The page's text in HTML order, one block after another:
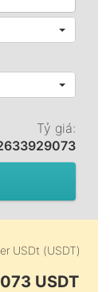
Tỷ giá:
USDt (USDT)
USDT